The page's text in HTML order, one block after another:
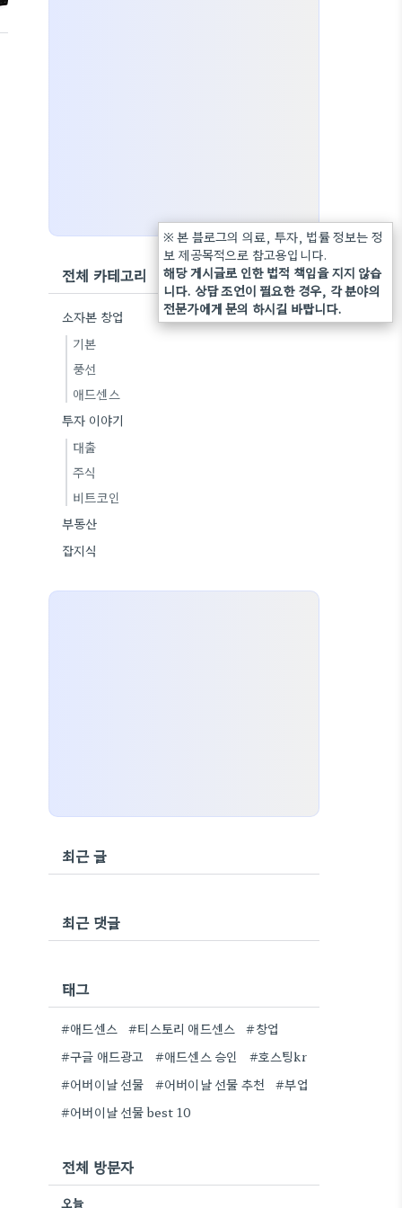
※ 본 블로그의 의료, 투자, 법률 정보는 정
보 제공목적으로 참고용입니다.
해당 게시글로 인한 법적 책임을 지지 않습
니다. 상담 조언이 필요한 경우, 각 분야의
전문가에게 문의 하시길 바랍니다.
전체 카테고리
소자본 창업
기본
풍선
애드센스
투자 이야기
대출
주식
비트코인
부동산
잡지식
최근 글
최근 댓글
태그
#애드센스 #티스토리 애드센스
#창업
#구글 애드광고
#애드센스 승인
#호스팅kr
#어버이날 선물
#어버이날 선물 추천
#부업
#어버이날 선물 best 10
전체 방문자
오늘